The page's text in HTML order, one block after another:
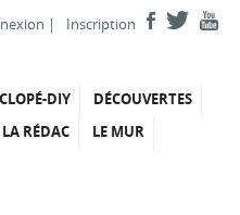
| Inscription
DIY
DÉCOUVERTES
RÉDAC
LE MUR